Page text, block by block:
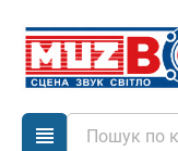
view_headline